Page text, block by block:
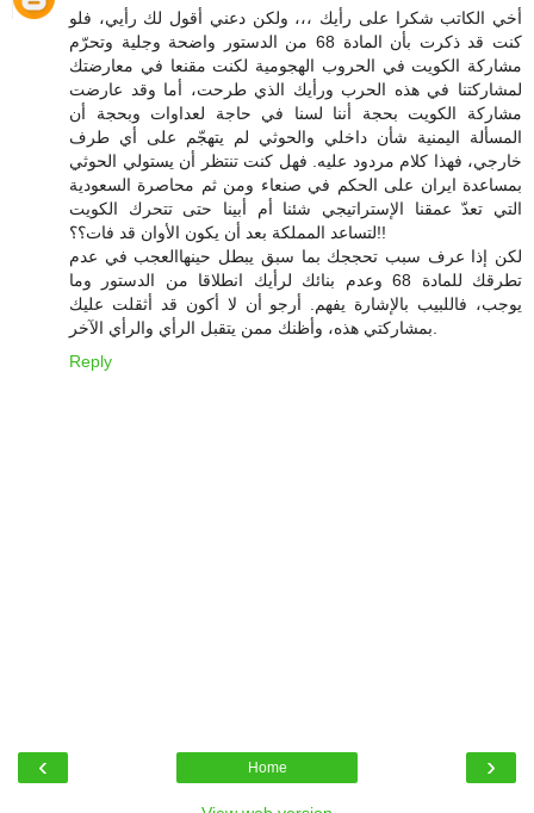
أخي الكاتب شكرا على رأيك ،،، ولكن دعني أقول لك رأيي، فلو
كنت قد ذكرت بأن المادة 68 من الدستور واضحة وجلية وتحرّم
مشاركة الكويت في الحروب الهجومية لكنت مقنعا في معارضتك
لمشاركتنا في هذه الحرب ورأيك الذي طرحت، أما وقد عارضت
مشاركة الكويت بحجة أننا لسنا في حاجة لعداوات وبحجة أن
المسألة اليمنية شأن داخلي والحوثي لم يتهجّم على أي طرف
خارجي، فهذا كلام مردود عليه. فهل كنت تنتظر أن يستولي الحوثي
بمساعدة ايران على الحكم في صنعاء ومن ثم محاصرة السعودية
التي تعدّ عمقنا الإستراتيجي شئنا أم أبينا حتى تتحرك الكويت
لتساعد المملكة بعد أن يكون الأوان قد فات؟؟!!
لكن إذا عرف سبب تحججك بما سبق يبطل حينهاالعجب في عدم
تطرقك للمادة 68 وعدم بنائك لرأيك انطلاقا من الدستور وما
يوجب، فاللبيب بالإشارة يفهم. أرجو أن لا أكون قد أثقلت عليك
بمشاركتي هذه، وأظنك ممن يتقبل الرأي والرأي الآخر.
Reply
‹ ›
Home